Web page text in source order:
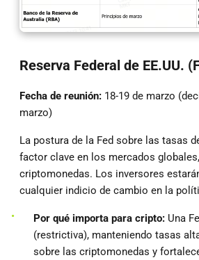
Reserva Federal de EE.UU.
Fecha de reunión: 18-19 de marzo
marzo)
La postura de la Fed sobre las tasas
factor clave en los mercados
criptomonedas. Los inversores
cualquier indicio de cambio en la
Por qué importa para cripto: Una
(restrictiva), manteniendo tasas
sobre las criptomonedas y